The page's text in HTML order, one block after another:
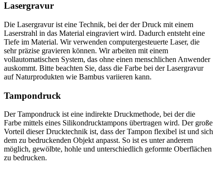
Lasergravur
Die Lasergravur ist eine Technik, bei der der Druck mit einem
Laserstrahl in das Material eingraviert wird. Dadurch entsteht eine
Tiefe im Material. Wir verwenden computergesteuerte Laser, die
sehr präzise gravieren können. Wir arbeiten mit einem
vollautomatischen System, das ohne einen menschlichen Anwender
auskommt. Bitte beachten Sie, dass die Farbe bei der Lasergravur
auf Naturprodukten wie Bambus variieren kann.
Tampondruck
Der Tampondruck ist eine indirekte Druckmethode, bei der die
Farbe mittels eines Silikondrucktampons übertragen wird. Der große
Vorteil dieser Drucktechnik ist, dass der Tampon flexibel ist und sich
dem zu bedruckenden Objekt anpasst. So ist es unter anderem
möglich, gewölbte, hohle und unterschiedlich geformte Oberflächen
zu bedrucken.